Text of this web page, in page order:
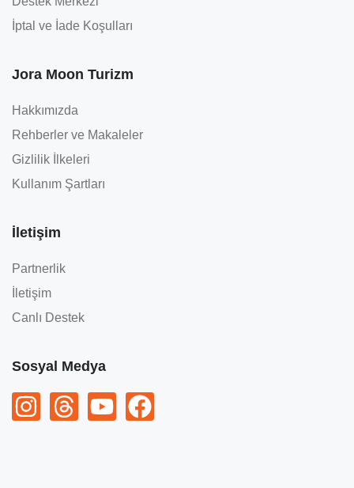
İptal ve İade Koşulları
Jora Moon Turizm
Hakkımızda
Rehberler ve Makaleler
Gizlilik İlkeleri
Kullanım Şartları
İletişim
Partnerlik
İletişim
Canlı Destek
Sosyal Medya